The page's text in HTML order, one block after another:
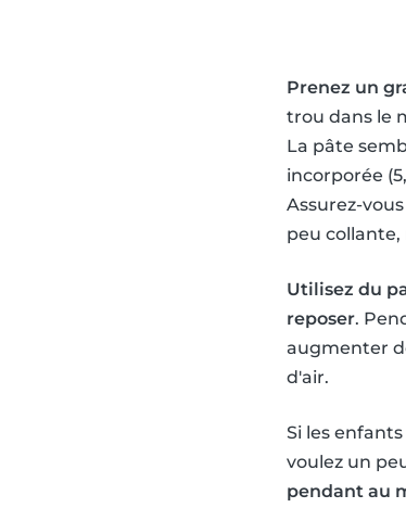
Prenez un
trou dans le
La pâte
incorporée
Assurez-
peu collante,
Utilisez du
reposer.
augmenter
d'air.
Si les
voulez un
pendant au